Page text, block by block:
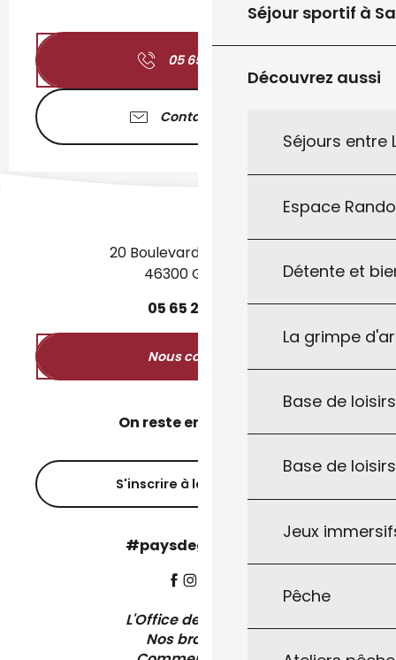
Séjour sportif à
Découvrez aussi
Séjours entre
Espace
Détente et
La grimpe
Base de
Base de
Jeux
Pêche
05 65 22 87
Contactez-nous
20 Boulevard des Martyrs
46300 Gourdon
05 65 27 50
Nous contacter
On reste en contact ?
S'inscrire à la newsletter
#paysdegourdon !
L'Office de Tourisme
Nos brochures